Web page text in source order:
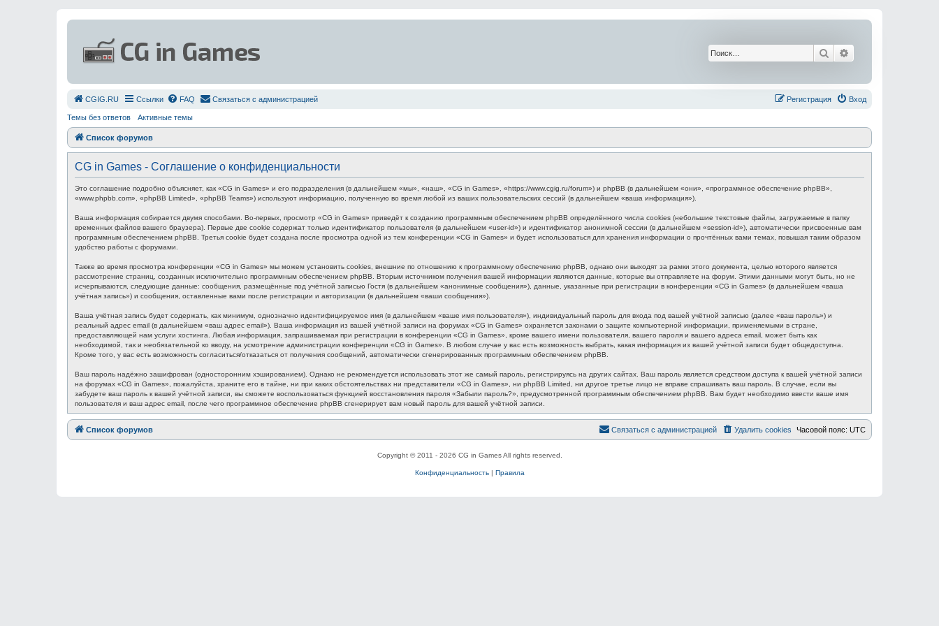
Поиск
СGIG.RU Ссылки FAQ Связаться с администрацией Вход
Регистрация
Темы без ответов Активные темы
Список форумов
CG in Games - Соглашение о конфиденциальности
Это соглашение подробно объясняет, как «CG in Games» и его подразделения (в дальнейшем «мы», «наш», «CG in Games», «https://www.cgig.ru/forum») и phpBB (в дальнейшем «они», «программное обеспечение phpBB»,
«www.phpbb.com», «phpBB Limited», «phpBB Teams») используют информацию, полученную во время любой из ваших пользовательских сессий (в дальнейшем «ваша информация»).
Ваша информация собирается двумя способами. Во-первых, просмотр «CG in Games» приведёт к созданию программным обеспечением phpBB определённого числа cookies (небольшие текстовые файлы, загружаемые в папку
временных файлов вашего браузера). Первые две cookie содержат только идентификатор пользователя (в дальнейшем «user-id») и идентификатор анонимной сессии (в дальнейшем «session-id»), автоматически присвоенные вам
программным обеспечением phpBB. Третья cookie будет создана после просмотра одной из тем конференции «CG in Games» и будет использоваться для хранения информации о прочтённых вами темах, повышая таким образом
удобство работы с форумами.
Также во время просмотра конференции «CG in Games» мы можем установить cookies, внешние по отношению к программному обеспечению phpBB, однако они выходят за рамки этого документа, целью которого является
рассмотрение страниц, созданных исключительно программным обеспечением phpBB. Вторым источником получения вашей информации являются данные, которые вы отправляете на форум. Этими данными могут быть, но не
исчерпываются, следующие данные: сообщения, размещённые под учётной записью Гостя (в дальнейшем «анонимные сообщения»), данные, указанные при регистрации в конференции «CG in Games» (в дальнейшем «ваша
учётная запись») и сообщения, оставленные вами после регистрации и авторизации (в дальнейшем «ваши сообщения»).
Ваша учётная запись будет содержать, как минимум, однозначно идентифицируемое имя (в дальнейшем «ваше имя пользователя»), индивидуальный пароль для входа под вашей учётной записью (далее «ваш пароль») и
реальный адрес email (в дальнейшем «ваш адрес email»). Ваша информация из вашей учётной записи на форумах «CG in Games» охраняется законами о защите компьютерной информации, применяемыми в стране,
предоставляющей нам услуги хостинга. Любая информация, запрашиваемая при регистрации в конференции «CG in Games», кроме вашего имени пользователя, вашего пароля и вашего адреса email, может быть как
необходимой, так и необязательной ко вводу, на усмотрение администрации конференции «CG in Games». В любом случае у вас есть возможность выбрать, какая информация из вашей учётной записи будет общедоступна.
Кроме того, у вас есть возможность согласиться/отказаться от получения сообщений, автоматически сгенерированных программным обеспечением phpBB.
Ваш пароль надёжно зашифрован (односторонним хэшированием). Однако не рекомендуется использовать этот же самый пароль, регистрируясь на других сайтах. Ваш пароль является средством доступа к вашей учётной записи
на форумах «CG in Games», пожалуйста, храните его в тайне, ни при каких обстоятельствах ни представители «CG in Games», ни phpBB Limited, ни другое третье лицо не вправе спрашивать ваш пароль. В случае, если вы
забудете ваш пароль к вашей учётной записи, вы сможете воспользоваться функцией восстановления пароля «Забыли пароль?», предусмотренной программным обеспечением phpBB. Вам будет необходимо ввести ваше имя
пользователя и ваш адрес email, после чего программное обеспечение phpBB сгенерирует вам новый пароль для вашей учётной записи.
Список форумов Часовой пояс: UTC
Удалить cookies
Связаться с администрацией
Copyright © 2011 - 2026 CG in Games All rights reserved.
Конфиденциальность| Правила